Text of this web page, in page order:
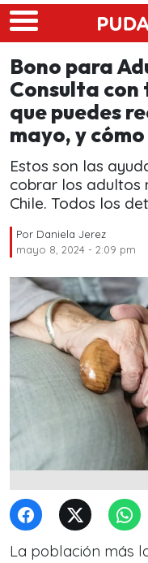
Skip to main content
Bono para
Consulta con
que puedes
mayo, y
Estos son las
cobrar los adultos
Chile. Todos los
Por Daniela Jerez
mayo 8, 2024 - 2:09 pm
La población más